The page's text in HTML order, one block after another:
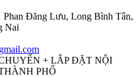
Phan Đăng Lưu, Long Bình Tân,
Nai
+ LẮP ĐẶT NỘI
PHỐ